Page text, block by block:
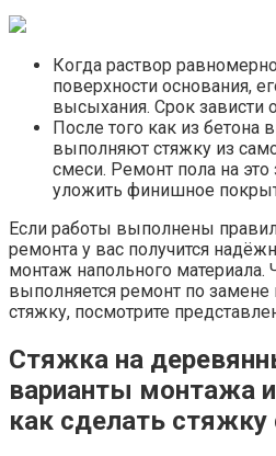
Когда раствор
поверхности основания,
высыхания. Срок зависти
После того как из бетона
выполняют стяжку из
смеси. Ремонт пола на
уложить финишное
Если работы выполнены
ремонта у вас получится
монтаж напольного материала.
выполняется ремонт по замене
стяжку, посмотрите
Стяжка на
варианты монтажа
как сделать